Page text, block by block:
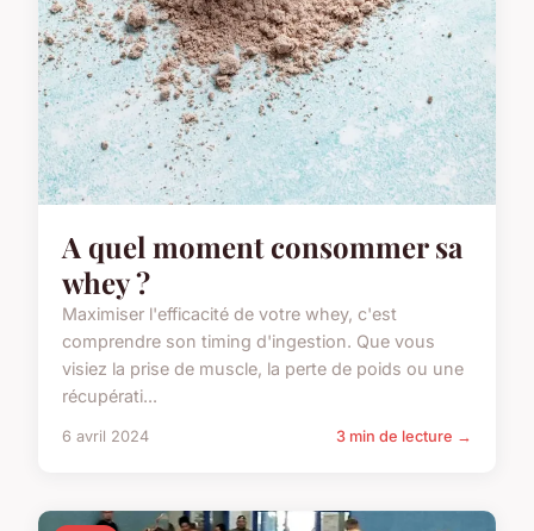
A quel moment consommer sa
whey ?
Maximiser l'efficacité de votre whey, c'est
comprendre son timing d'ingestion. Que vous
visiez la prise de muscle, la perte de poids ou une
récupérati...
6 avril 2024 3 min de lecture →